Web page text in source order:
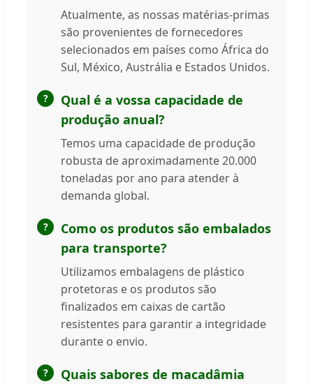
Atualmente, as nossas matérias-primas
são provenientes de fornecedores
selecionados em países como África do
Sul, México, Austrália e Estados Unidos.
Qual é a vossa capacidade de
produção anual?
Temos uma capacidade de produção
robusta de aproximadamente 20.000
toneladas por ano para atender à
demanda global.
Como os produtos são embalados
para transporte?
Utilizamos embalagens de plástico
protetoras e os produtos são
finalizados em caixas de cartão
resistentes para garantir a integridade
durante o envio.
Quais sabores de macadâmia